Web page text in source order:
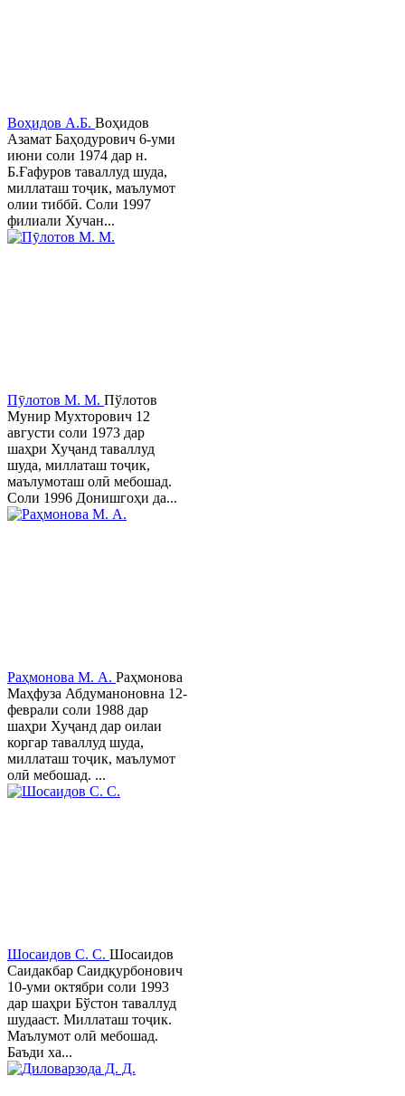
Воҳидов А.Б. Воҳидов
Азамат Баҳодурович 6-уми
июни соли 1974 дар н.
Б.Ғафуров таваллуд шуда,
миллаташ тоҷик, маълумот
олии тиббӣ. Соли 1997
филиали Хучан...
Пӯлотов М. М. Пўлотов
Мунир Мухторович 12
августи соли 1973 дар
шаҳри Хуҷанд таваллуд
шуда, миллаташ тоҷик,
маълумоташ олӣ мебошад.
Соли 1996 Донишгоҳи да...
Раҳмонова М. А. Раҳмонова
Маҳфуза Абдуманоновна 12-
феврали соли 1988 дар
шаҳри Хуҷанд дар оилаи
коргар таваллуд шуда,
миллаташ тоҷик, маълумот
олӣ мебошад. ...
Шосаидов С. С. Шосаидов
Саидакбар Саидқурбонович
10-уми октябри соли 1993
дар шаҳри Бўстон таваллуд
шудааст. Миллаташ тоҷик.
Маълумот олӣ мебошад.
Баъди ха...